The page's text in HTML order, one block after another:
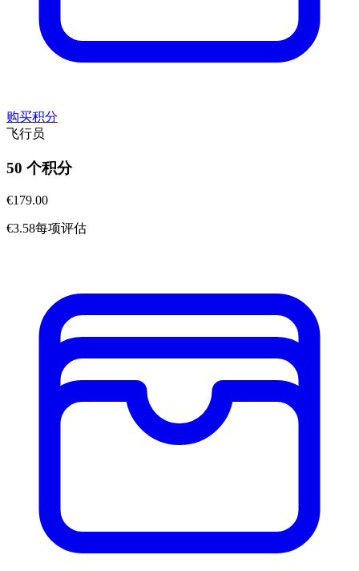
购买积分
飞行员
50 个积分
€179.00
€3.58每项评估